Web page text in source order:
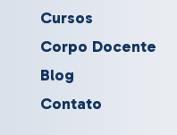
Cursos
Corpo Docente
Blog
Contato